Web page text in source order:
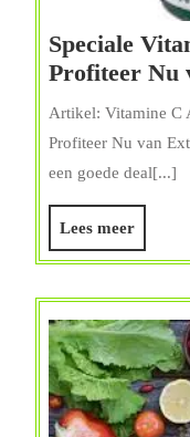
Speciale
Profiteer Nu
Artikel: Vitamine C
Profiteer Nu van
een goede deal[...]
Lees meerLees
meer